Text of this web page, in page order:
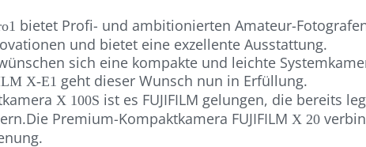
bietet Profi- und ambitionierten Amateur-
und bietet eine exzellente Ausstattung.
sich eine kompakte und leichte
X-E1 geht dieser Wunsch nun in Erfüllung.
X 100S ist es FUJIFILM gelungen, die bereits
Premium-Kompaktkamera FUJIFILMX 20